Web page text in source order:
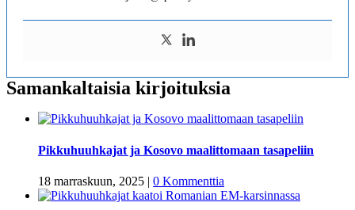
Samankaltaisia kirjoituksia
Pikkuhuuhkajat ja Kosovo maalittomaan tasapeliin
18 marraskuun, 2025 | 0 Kommenttia